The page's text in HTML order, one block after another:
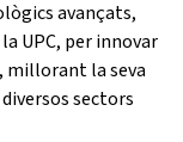
avançats,
UPC, per innovar
millorant la seva
sectors